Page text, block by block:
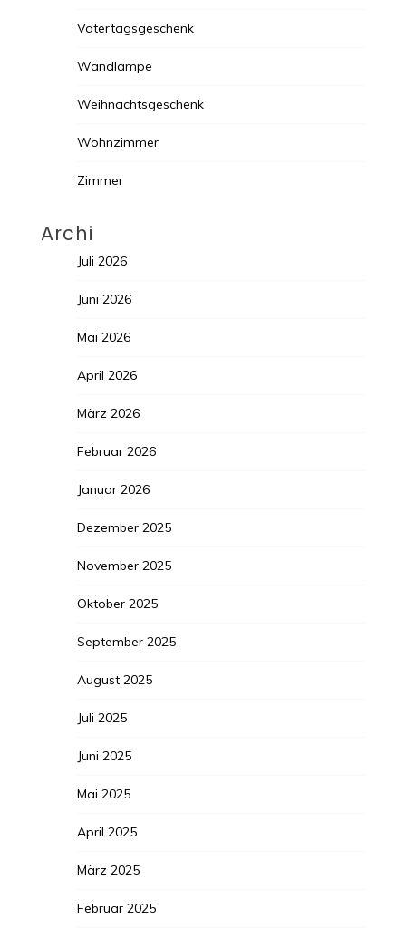
Vatertagsgeschenk
Wandlampe
Weihnachtsgeschenk
Wohnzimmer
Zimmer
Archi
Juli 2026
Juni 2026
Mai 2026
April 2026
März 2026
Februar 2026
Januar 2026
Dezember 2025
November 2025
Oktober 2025
September 2025
August 2025
Juli 2025
Juni 2025
Mai 2025
April 2025
März 2025
Februar 2025